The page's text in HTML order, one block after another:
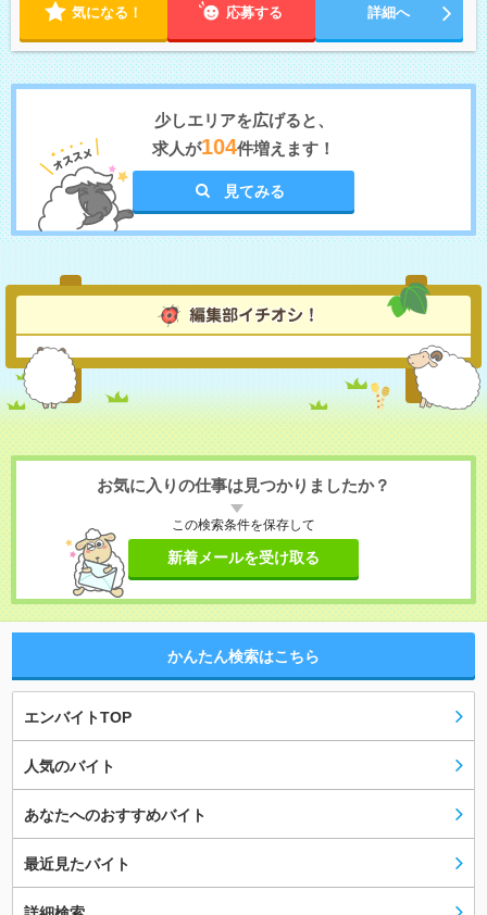
気になる！ 応募する 詳細へ
少しエリアを広げると、
求人が104件増えます！
見てみる
お気に入りの仕事は見つかりましたか？
この検索条件を保存して
新着メールを受け取る
かんたん検索はこちら
エンバイトTOP
人気のバイト
あなたへのおすすめバイト
最近見たバイト